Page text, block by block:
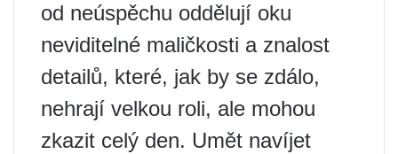
od neúspěchu oddělují oku
neviditelné maličkosti a znalost
detailů, které, jak by se zdálo,
nehrají velkou roli, ale mohou
zkazit celý den. Umět navíjet